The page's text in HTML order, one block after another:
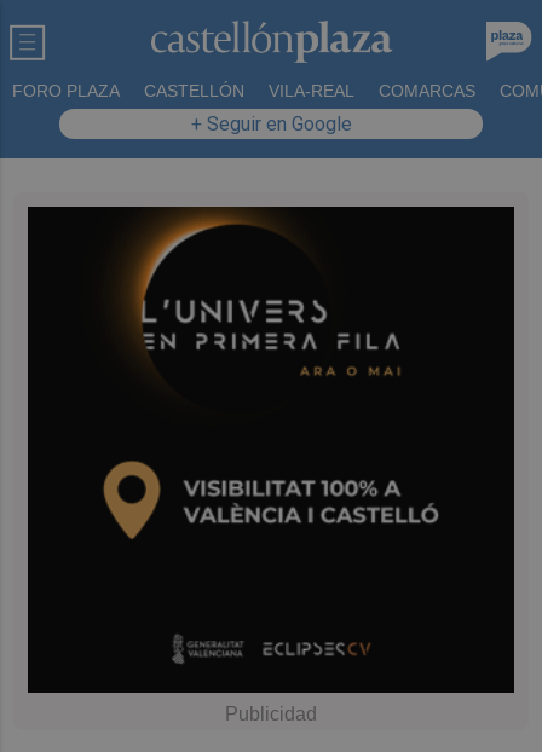
FORO PLAZA CASTELLÓN VILA-REAL COMARCAS
+ Seguir en Google